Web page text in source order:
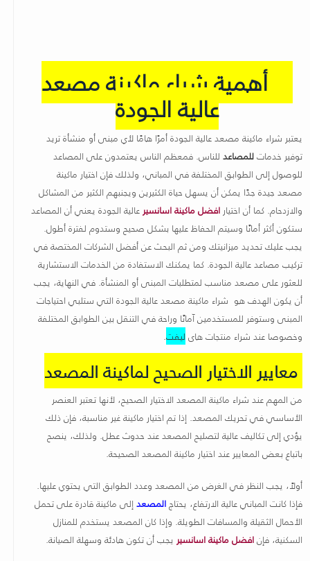
أهمية شراء ماكينة مصعد
عالية الجودة
يعتبر شراء ماكينة مصعد عالية الجودة أمرًا هامًا لأي مبنى أو منشأة تريد
توفير خدماتللمصاعد للناس. فمعظم الناس يعتمدون على المصاعد
للوصول إلى الطوابق المختلفة في المباني، ولذلك فإن اختيار ماكينة
مصعد جيدة جدًا يمكن أن يسهل حياة الكثيرين ويجنبهم الكثير من المشاكل
والازدحام. كما أن اختيار افضل ماكينة اسانسير عالية الجودة يعني أن المصاعد
ستكون أكثر أمانًا وسيتم الحفاظ عليها بشكل صحيح وستدوم لفترة أطول.
يجب عليك تحديد ميزانيتك ومن ثم البحث عن أفضل الشركات المختصة في
تركيب مصاعد عالية الجودة. كما يمكنك الاستفادة من الخدمات الاستشارية
للعثور على مصعد مناسب لمتطلبات المبنى أو المنشأة. في النهاية، يجب
أن يكون الهدف هو شراء ماكينة مصعد عالية الجودة التي ستلبي احتياجات
المبنى وستوفر للمستخدمين آمانًا وراحة في التنقل بين الطوابق المختلفة
وخصوصا عند شراء منتجات هاى ليفت.
معايير الاختيار الصحيح لماكينة المصعد
من المهم عند شراء ماكينة المصعد الاختيار الصحيح، لأنها تعتبر العنصر
الأساسي في تحريك المصعد. إذا تم اختيار ماكينة غير مناسبة، فإن ذلك
يؤدي إلى تكاليف عالية لتصليح المصعد عند حدوث عطل. ولذلك، ينصح
باتباع بعض المعايير عند اختيار ماكينة المصعد الصحيحة.
أولاً، يجب النظر في الغرض من المصعد وعدد الطوابق التي يحتوي عليها.
فإذا كانت المباني عالية الارتفاع، يحتاجالمصعد إلى ماكينة قادرة على تحمل
الأحمال الثقيلة والمسافات الطويلة. وإذا كان المصعد يستخدم للمنازل
السكنية، فإنافضل ماكينة اسانسير يجب أن تكون هادئة وسهلة الصيانة.